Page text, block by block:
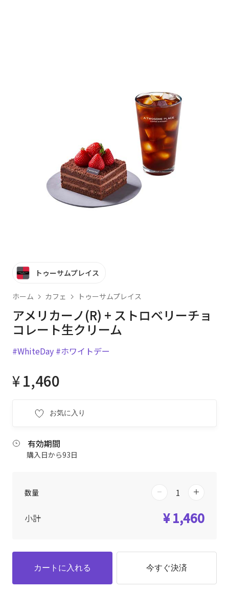
トゥーサムプレイス
ホーム カフェ トゥーサムプレイス
アメリカーノ(R) + ストロベリーチョ
コレート生クリーム
#WhiteDay #ホワイトデー
¥1,460
お気に入り
有効期間
購入日から93日
数量
小計 ¥ 1,460
カートに入れる 今すぐ決済